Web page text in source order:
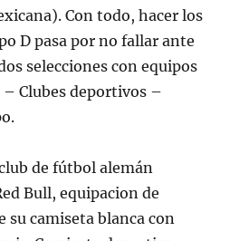
Con todo, hacer los
D pasa por no fallar ante
selecciones con equipos
Clubes deportivos –
de fútbol alemán
Bull, equipacion de
su camiseta blanca con